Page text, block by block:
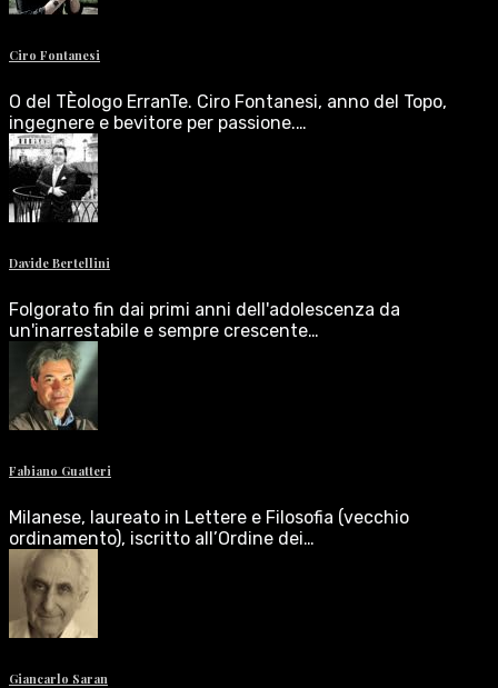
Ciro Fontanesi
O del TÈologo ErranTe. Ciro Fontanesi, anno del Topo,
ingegnere e bevitore per passione.…
Davide Bertellini
Folgorato fin dai primi anni dell'adolescenza da
un'inarrestabile e sempre crescente…
Fabiano Guatteri
Milanese, laureato in Lettere e Filosofia (vecchio
ordinamento), iscritto all’Ordine dei…
Giancarlo Saran